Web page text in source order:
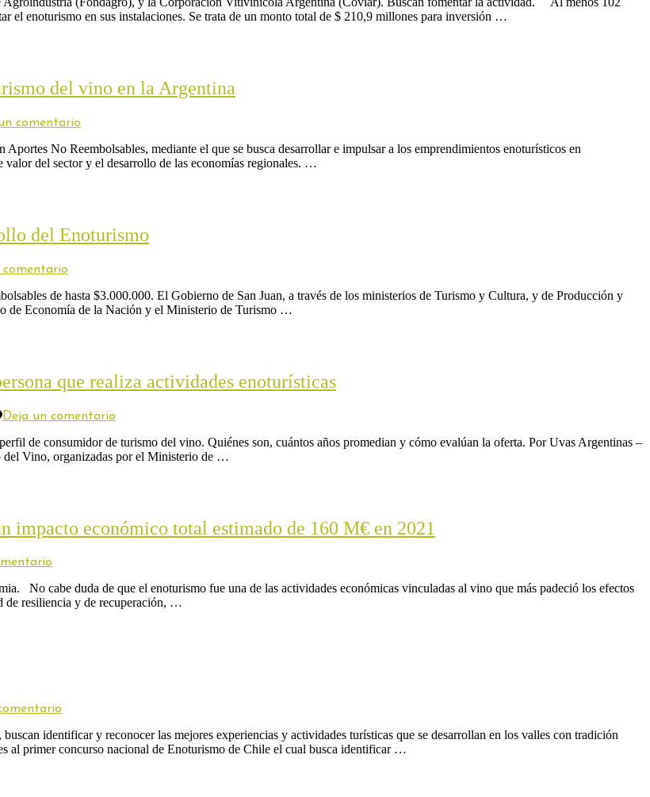
el
país
210
millones
los
fondos
bodegas
14
provincias
el enoturismo en sus instalaciones. Se trata de un monto total de $ 210,9 millones para inversión …
del vino en la Argentina
comentarioen
aportes
por
$300
turismo
del
Argentina
No Reembolsables, mediante el que se busca desarrollar e impulsar a los emprendimientos enoturísticos en
valor del sector y el desarrollo de las economías regionales. …
del Enoturismo
comentarioen
Juan:
capacitan
para
Desarrollo
del
de hasta $3.000.000. El Gobierno de San Juan, a través de los ministerios de Turismo y Cultura, y de Producción y
de Economía de la Nación y el Ministerio de Turismo …
que realiza actividades enoturísticas
Deja un comentarioen
mujeres,
edades:
cómo
una
persona
enoturísticas
de consumidor de turismo del vino. Quiénes son, cuántos años promedian y cómo evalúan la oferta. Por Uvas Argentinas –
del Vino, organizadas por el Ministerio de …
impacto económico total estimado de 160 M€ en 2021
en
el
enoturismo
en
económico
estimado
de
No cabe duda de que el enoturismo fue una de las actividades económicas vinculadas al vino que más padeció los efectos
de resiliencia y de recuperación, …
en
lanza
primer
concurso
identificar y reconocer las mejores experiencias y actividades turísticas que se desarrollan en los valles con tradición
al primer concurso nacional de Enoturismo de Chile el cual busca identificar …